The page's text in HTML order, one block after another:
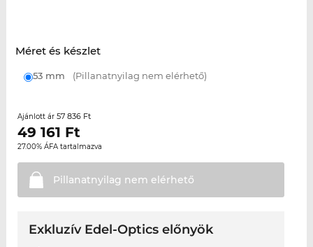
Méret és készlet
53 mm (Pillanatnyilag nem elérhető)
Ajánlott ár 57 836 Ft
49 161 Ft
27.00% ÁFA tartalmazva
Pillanatnyilag nem elérhető
Exkluzív Edel-Optics előnyök